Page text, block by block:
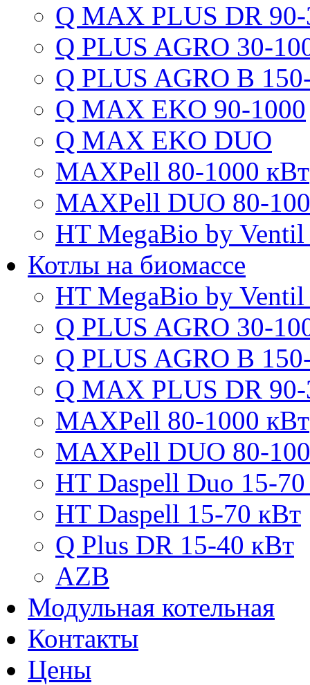
Q MAX PLUS DR
Q PLUS AGRO 30-
Q PLUS AGRO B
Q MAX EKO 90-1000
Q MAX EKO DUO
MAXPell 80-1000 кВт
MAXPell DUO 80-
HT MegaBio by
Котлы на биомассе
HT MegaBio by
Q PLUS AGRO 30-
Q PLUS AGRO B
Q MAX PLUS DR
MAXPell 80-1000 кВт
MAXPell DUO 80-
HT Daspell Duo 15-
HT Daspell 15-70 кВт
Q Plus DR 15-40 кВт
AZB
Модульная котельная
Контакты
Цены